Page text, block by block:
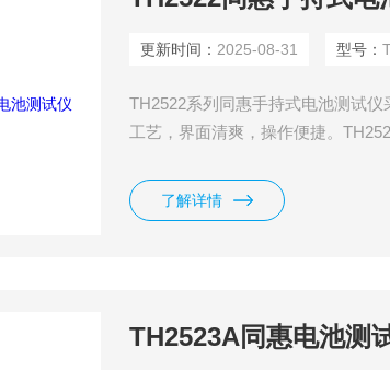
更新时间： 2025-08-31 型号：
TH2522系列同惠手持式电池测试
工艺，界面清爽，操作便捷。
了解详情
TH2523A同惠电池测